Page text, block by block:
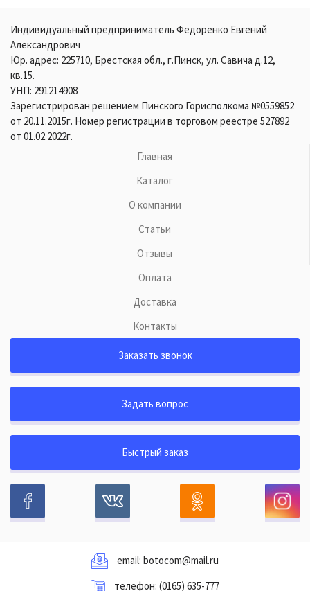
Индивидуальный предприниматель Федоренко Евгений
Александрович
Юр. адрес: 225710, Брестская обл., г.Пинск, ул. Савича д.12,
кв.15.
УНП: 291214908
Зарегистрирован решением Пинского Горисполкома №0559852
от 20.11.2015г. Номер регистрации в торговом реестре 527892
от 01.02.2022г.
Главная
Каталог
О компании
Статьи
Отзывы
Оплата
Доставка
Контакты
Заказать звонок
Задать вопрос
Быстрый заказ
email: botocom@mail.ru
телефон: (0165) 635-777